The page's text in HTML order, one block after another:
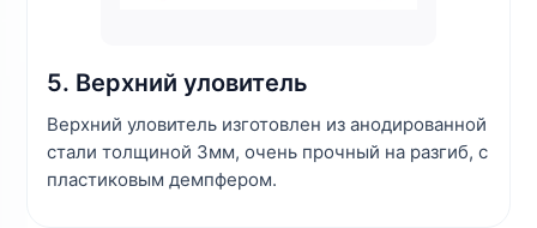
5. Верхний уловитель
Верхний уловитель изготовлен из анодированной
стали толщиной 3мм, очень прочный на разгиб, с
пластиковым демпфером.